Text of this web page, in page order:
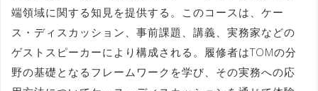
端領域に関する知見を提供する。このコースは、ケー
ス・ディスカッション、事前課題、講義、実務家などの
ゲストスピーカーにより構成される。履修者はTOMの分
野の基礎となるフレームワークを学び、その実務への応